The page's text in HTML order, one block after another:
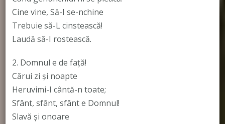
Cine vine, Să-I se-nchine
Trebuie să-L cinstească!
Laudă să-I rostească.
2. Domnul e de faţă!
Cărui zi şi noapte
Heruvimi-I cântă-n toate;
Sfânt, sfânt, sfânt e Domnul!
Slavă şi onoare